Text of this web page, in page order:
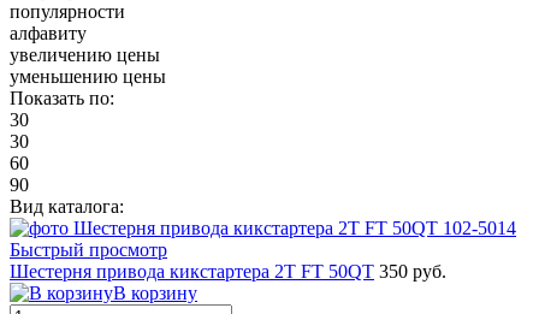
популярности
алфавиту
увеличению цены
уменьшению цены
Показать по:
30
30
60
90
Вид каталога:
Быстрый просмотр
Шестерня привода кикстартера 2T FT 50QT 350 руб.
В корзину